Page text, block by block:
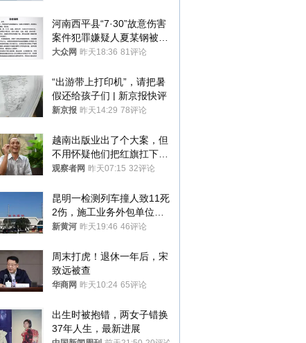
河南西平县“7·30”故意伤害
案件犯罪嫌疑人夏某钢被抓
获
大众网 昨天18:36 81评论
“出游带上打印机”，请把暑
假还给孩子们 | 新京报快评
新京报 昨天14:29 78评论
越南出版业出了个大案，但
不用怀疑他们把红旗扛下去
的决心
观察者网 昨天07:15 32评论
昆明一检测列车撞人致11死
2伤，施工业务外包单位被
罚1.5万元，国铁昆明局被
新黄河 昨天19:46 46评论
周末打虎！退休一年后，宋
致远被查
华商网 昨天10:24 65评论
出生时被抱错，两女子错换
37年人生，最新进展